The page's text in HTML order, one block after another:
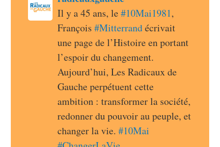
radicauxgauche avatar
Il y a 45 ans, le #10Mai1981,
François #Mitterrand écrivait
une page de l’Histoire en portant
l’espoir du changement.
Aujourd’hui, Les Radicaux de
Gauche perpétuent cette
ambition : transformer la société,
redonner du pouvoir au peuple, et
changer la vie. #10Mai